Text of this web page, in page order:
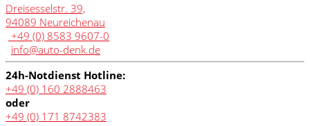
Dreisesselstr. 39,
94089 Neureichenau
+49 (0) 8583 9607-0
info@auto-denk.de
24h-Notdienst Hotline:
+49 (0) 160 2888463
oder
+49 (0) 171 8742383